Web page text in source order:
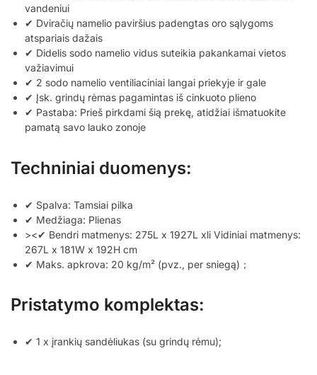
vandeniui
✔ Dviračių namelio paviršius padengtas oro sąlygoms
atspariais dažais
✔ Didelis sodo namelio vidus suteikia pakankamai vietos
važiavimui
✔ 2 sodo namelio ventiliaciniai langai priekyje ir gale
✔ Įsk. grindų rėmas pagamintas iš cinkuoto plieno
✔ Pastaba: Prieš pirkdami šią prekę, atidžiai išmatuokite
pamatą savo lauko zonoje
Techniniai duomenys:
✔ Spalva: Tamsiai pilka
✔ Medžiaga: Plienas
><✔ Bendri matmenys: 275L x 1927L xli Vidiniai matmenys:
267L x 181W x 192H cm
✔ Maks. apkrova: 20 kg/m² (pvz., per sniegą)；
Pristatymo komplektas:
✔ 1 x įrankių sandėliukas (su grindų rėmu);